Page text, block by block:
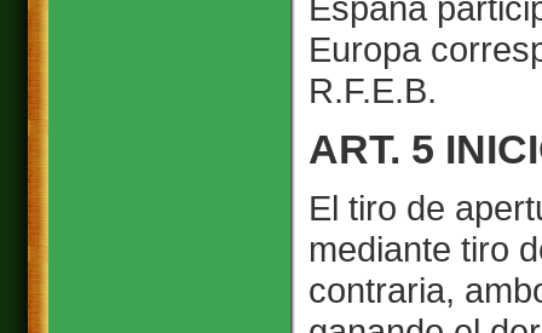
Europa
R.F.E.B.
ART. 5
El tiro de
mediante tiro
contraria,